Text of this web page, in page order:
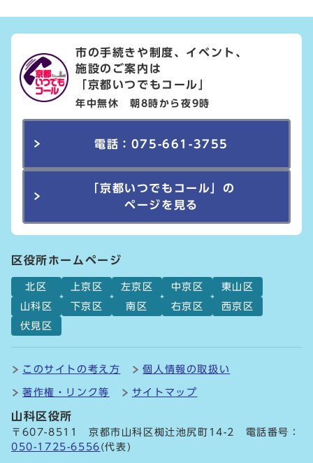
市の手続きや制度、イベント、
施設のご案内は
「京都いつでもコール」
年中無休 朝8時から夜9時
電話：075-661-3755
「京都いつでもコール」の
ページを見る
区役所ホームページ
北区 上京区 左京区 中京区
東山区
山科区
下京区 南区 右京区
西京区
伏見区
このサイトの考え方 個人情報の取扱い
著作権・リンク等 サイトマップ
山科区役所
〒607-8511 京都市山科区椥辻池尻町14-2 電話番号：
050-1725-6556 (代表)